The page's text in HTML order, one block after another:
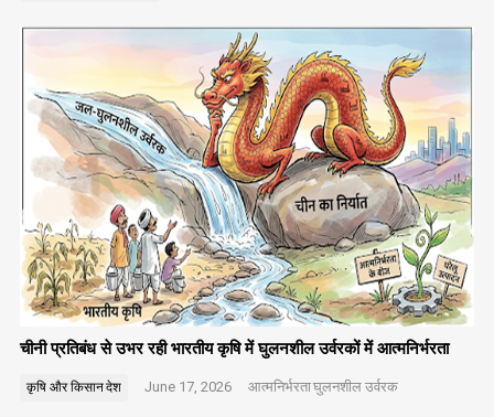
चीनी प्रतिबंध से उभर रही भारतीय कृषि में घुलनशील उर्वरकों में आत्मनिर्भरता
कृषि और किसानदेश June 17, 2026 आत्मनिर्भरताघुलनशील उर्वरक